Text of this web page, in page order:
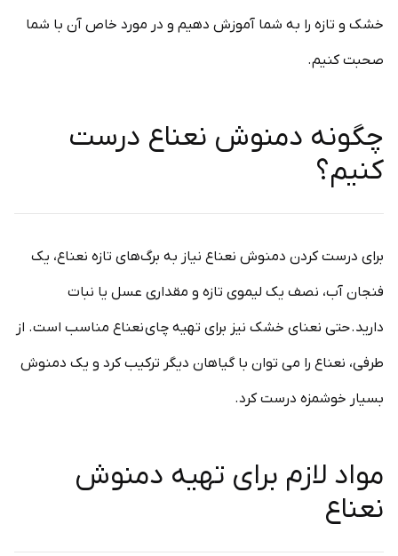
خشک و تازه را به شما آموزش دهیم و در مورد خاص آن با شما
صحبت کنیم.
چگونه دمنوش نعناع درست
کنیم؟
برای درست کردن دمنوش نعناع نیاز به برگ‌های تازه نعناع، یک
فنجان آب، نصف یک لیموی تازه و مقداری عسل یا نبات
دارید. حتی نعنای خشک نیز برای تهیه چای نعناع مناسب است. از
طرفی، نعناع را می توان با گیاهان دیگر ترکیب کرد و یک دمنوش
بسیار خوشمزه درست کرد.
مواد لازم برای تهیه دمنوش
نعناع